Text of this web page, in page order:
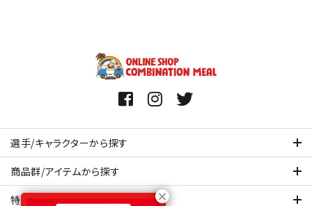
選手/キャラクターから探す
商品群/アイテムから探す
特集ページを見てみる